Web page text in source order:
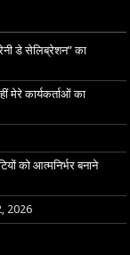
डे सेलिब्रेशन” का
मेरे कार्यकर्ताओं का
को आत्मनिर्भर बनाने
2026